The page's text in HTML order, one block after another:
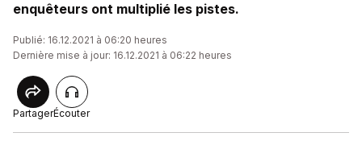
enquêteurs ont multiplié les pistes.
Publié: 16.12.2021 à 06:20 heures
Dernière mise à jour: 16.12.2021 à 06:22 heures
PartagerÉcouter